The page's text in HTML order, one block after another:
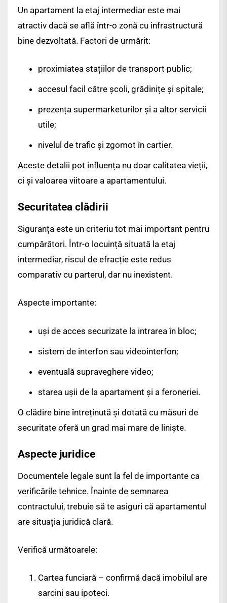
Un apartament la etaj intermediar este mai
atractiv dacă se află într-o zonă cu infrastructură
bine dezvoltată. Factori de urmărit:
proximiatea stațiilor de transport public;
accesul facil către școli, grădinițe și spitale;
prezența supermarketurilor și a altor servicii
utile;
nivelul de trafic și zgomot în cartier.
Aceste detalii pot influența nu doar calitatea vieții,
ci și valoarea viitoare a apartamentului.
Securitatea clădirii
Siguranța este un criteriu tot mai important pentru
cumpărători. Într-o locuință situată la etaj
intermediar, riscul de efracție este redus
comparativ cu parterul, dar nu inexistent.
Aspecte importante:
uși de acces securizate la intrarea în bloc;
sistem de interfon sau videointerfon;
eventuală supraveghere video;
starea ușii de la apartament și a feroneriei.
O clădire bine întreținută și dotată cu măsuri de
securitate oferă un grad mai mare de liniște.
Aspecte juridice
Documentele legale sunt la fel de importante ca
verificările tehnice. Înainte de semnarea
contractului, trebuie să te asiguri că apartamentul
are situația juridică clară.
Verifică următoarele:
Cartea funciară – confirmă dacă imobilul are
sarcini sau ipoteci.